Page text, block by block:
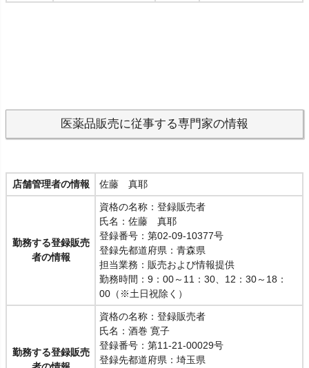
医薬品販売に従事する専門家の情報
店舗管理者の情報 佐藤 真耶
勤務する登録販売
者の情報
資格の名称：登録販売者
氏名：佐藤 真耶
登録番号：第02-09-10377号
登録先都道府県：青森県
担当業務：販売および情報提供
勤務時間：9：00～11：30、12：30～18：
00（※土日祝除く）
勤務する登録販売
資格の名称：登録販売者
氏名：酒巻 寛子
登録番号：第11-21-00029号
登録先都道府県：埼玉県